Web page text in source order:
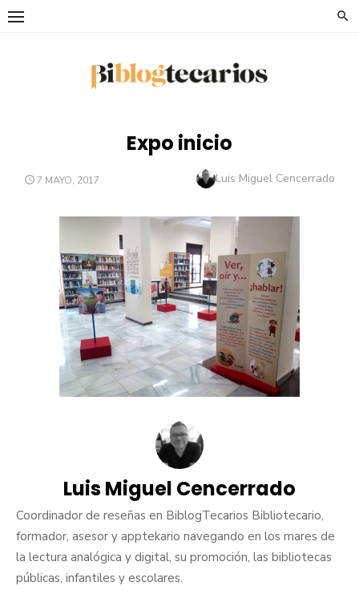
Saltar
Expo inicio
PUBLICADO
7 MAYO, 2017 Autor
Luis Miguel Cencerrado
Luis Miguel Cencerrado
Coordinador de reseñas en BiblogTecarios Bibliotecario,
formador, asesor y apptekario navegando en los mares de
la lectura analógica y digital, su promoción, las bibliotecas
públicas, infantiles y escolares.